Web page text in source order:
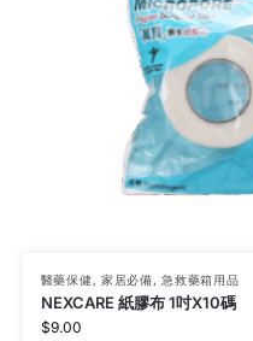
醫藥保健, 家居必備,急救藥箱用品
NEXCARE 紙膠布 1吋X10碼
$9.00